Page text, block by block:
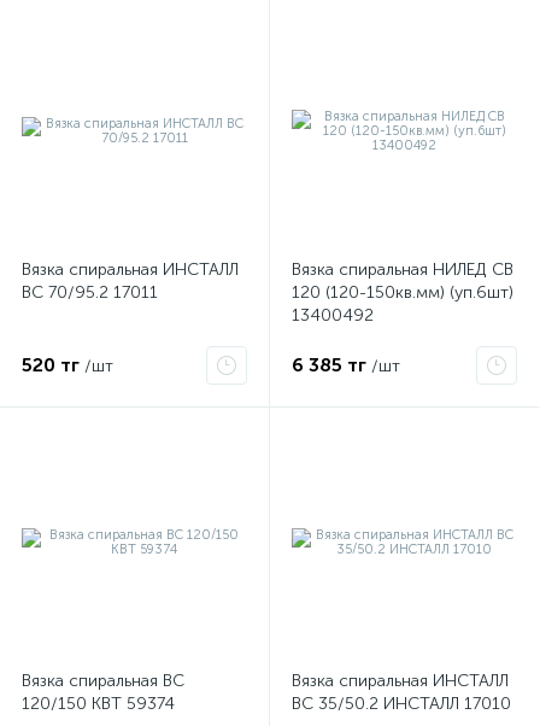
Вязка спиральная ИНСТАЛЛ
ВС 70/95.2 17011
520 тг /шт
Вязка спиральная НИЛЕД CB
120 (120-150кв.мм) (уп.6шт)
13400492
6 385 тг /шт
Вязка спиральная ВС
120/150 КВТ 59374
Вязка спиральная ИНСТАЛЛ
ВС 35/50.2 ИНСТАЛЛ 17010